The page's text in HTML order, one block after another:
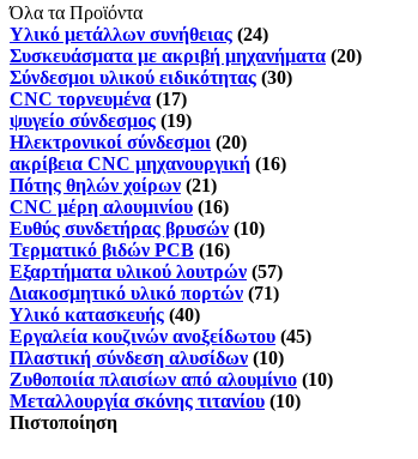
Όλα τα Προϊόντα
Υλικό μετάλλων συνήθειας (24)
Συσκευάσματα με ακριβή μηχανήματα (20)
Σύνδεσμοι υλικού ειδικότητας (30)
CNC τορνευμένα (17)
ψυγείο σύνδεσμος (19)
Ηλεκτρονικοί σύνδεσμοι (20)
ακρίβεια CNC μηχανουργική (16)
Πότης θηλών χοίρων (21)
CNC μέρη αλουμινίου (16)
Ευθύς συνδετήρας βρυσών (10)
Τερματικό βιδών PCB (16)
Εξαρτήματα υλικού λουτρών (57)
Διακοσμητικό υλικό πορτών (71)
Υλικό κατασκευής (40)
Εργαλεία κουζινών ανοξείδωτου (45)
Πλαστική σύνδεση αλυσίδων (10)
Ζυθοποιία πλαισίων από αλουμίνιο (10)
Μεταλλουργία σκόνης τιτανίου (10)
Πιστοποίηση